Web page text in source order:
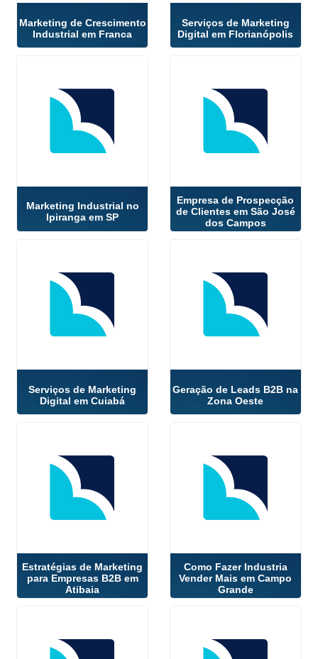
Marketing de Crescimento
Industrial em Franca
Serviços de Marketing
Digital em Florianópolis
Marketing Industrial no
Ipiranga em SP
Empresa de Prospecção
de Clientes em São José
dos Campos
Serviços de Marketing
Digital em Cuiabá
Geração de Leads B2B na
Zona Oeste
Estratégias de Marketing
para Empresas B2B em
Atibaia
Como Fazer Industria
Vender Mais em Campo
Grande